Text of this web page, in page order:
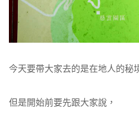
今天要帶大家去的是在地人的秘
但是開始前要先跟大家說，